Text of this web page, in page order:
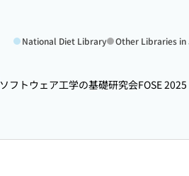
National Diet Library Other Libraries in
ソフトウェア工学の基礎研究会FOSE 2025